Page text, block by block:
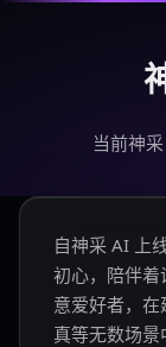
当前神
自神采 AI 上
初心，陪伴着
意爱好者，
真等无数场景